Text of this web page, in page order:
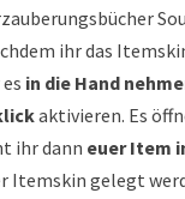
ihr das
in die Hand
aktivieren. Es
ihr dann euer Item
Itemskin gelegt